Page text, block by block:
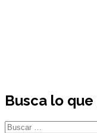
Busca lo
Buscar: